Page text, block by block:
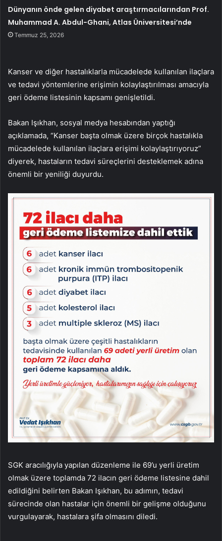
Dünyanın önde gelen diyabet araştırmacılarından Prof.
Muhammad A. Abdul-Ghani, Atlas Üniversitesi’nde
Temmuz 25, 2026
Kanser ve diğer hastalıklarla mücadelede kullanılan ilaçlara
ve tedavi yöntemlerine erişimin kolaylaştırılması amacıyla
geri ödeme listesinin kapsamı genişletildi.
Bakan Işıkhan, sosyal medya hesabından yaptığı
açıklamada, “Kanser başta olmak üzere birçok hastalıkla
mücadelede kullanılan ilaçlara erişimi kolaylaştırıyoruz”
diyerek, hastaların tedavi süreçlerini desteklemek adına
önemli bir yeniliği duyurdu.
SGK aracılığıyla yapılan düzenleme ile 69’u yerli üretim
olmak üzere toplamda 72 ilacın geri ödeme listesine dahil
edildiğini belirten Bakan Işıkhan, bu adımın, tedavi
sürecinde olan hastalar için önemli bir gelişme olduğunu
vurgulayarak, hastalara şifa olmasını diledi.